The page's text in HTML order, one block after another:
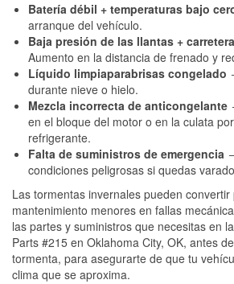
Batería débil + temperaturas bajo
arranque del vehículo.
Baja presión de las llantas +
Aumento en la distancia de frenado y
Líquido limpiaparabrisas congelado
durante nieve o hielo.
Mezcla incorrecta de anticongelante
en el bloque del motor o en la culata
refrigerante.
Falta de suministros de emergencia
condiciones peligrosas si quedas
Las tormentas invernales pueden
mantenimiento menores en fallas
las partes y suministros que necesitas en
Parts #215 en Oklahoma City, OK, antes
tormenta, para asegurarte de que tu
clima que se aproxima.